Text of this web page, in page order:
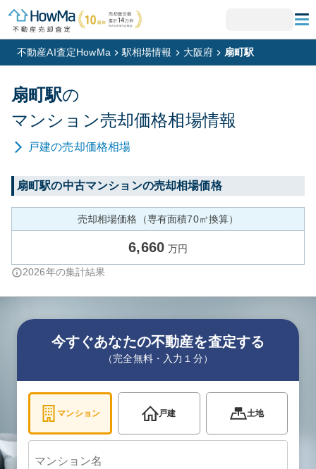
不動産AI査定HowMa 駅相場情報 大阪府 扇町駅
扇町駅の
マンション売却価格相場情報
戸建の売却価格相場
扇町駅の中古マンションの売却相場価格
売却相場価格（専有面積70㎡換算）
6,660 万円
2026年の集計結果
今すぐあなたの不動産を査定する
（完全無料・入力１分）
マンション 戸建 土地